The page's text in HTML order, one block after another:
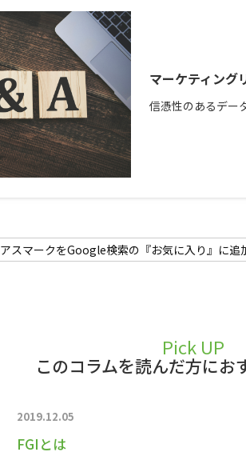
マーケティング
信憑性のあるデー
アスマークをGoogle検索の『お気に入り』に追
Pick UP
このコラムを読んだ方にお
2019.12.05
FGIとは